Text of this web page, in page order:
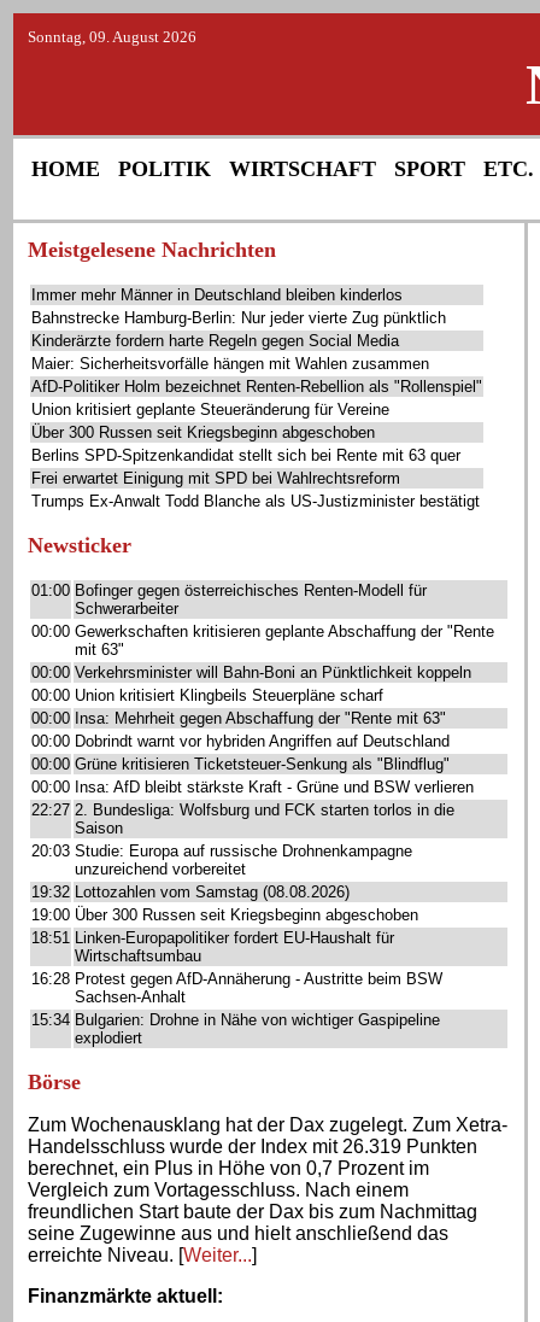
Sonntag, 09. August 2026
HOME POLITIK WIRTSCHAFT SPORT ETC.
Meistgelesene Nachrichten
Immer mehr Männer in Deutschland bleiben kinderlos
Bahnstrecke Hamburg-Berlin: Nur jeder vierte Zug pünktlich
Kinderärzte fordern harte Regeln gegen Social Media
Maier: Sicherheitsvorfälle hängen mit Wahlen zusammen
AfD-Politiker Holm bezeichnet Renten-Rebellion als "Rollenspiel"
Union kritisiert geplante Steueränderung für Vereine
Über 300 Russen seit Kriegsbeginn abgeschoben
Berlins SPD-Spitzenkandidat stellt sich bei Rente mit 63 quer
Frei erwartet Einigung mit SPD bei Wahlrechtsreform
Trumps Ex-Anwalt Todd Blanche als US-Justizminister bestätigt
Newsticker
01:00 Bofinger gegen österreichisches Renten-Modell für
Schwerarbeiter
00:00 Gewerkschaften kritisieren geplante Abschaffung der "Rente
mit 63"
00:00 Verkehrsminister will Bahn-Boni an Pünktlichkeit koppeln
00:00 Union kritisiert Klingbeils Steuerpläne scharf
00:00 Insa: Mehrheit gegen Abschaffung der "Rente mit 63"
00:00 Dobrindt warnt vor hybriden Angriffen auf Deutschland
00:00 Grüne kritisieren Ticketsteuer-Senkung als "Blindflug"
00:00 Insa: AfD bleibt stärkste Kraft - Grüne und BSW verlieren
22:27 2. Bundesliga: Wolfsburg und FCK starten torlos in die
Saison
20:03 Studie: Europa auf russische Drohnenkampagne
unzureichend vorbereitet
19:32 Lottozahlen vom Samstag (08.08.2026)
19:00 Über 300 Russen seit Kriegsbeginn abgeschoben
18:51 Linken-Europapolitiker fordert EU-Haushalt für
Wirtschaftsumbau
16:28 Protest gegen AfD-Annäherung - Austritte beim BSW
Sachsen-Anhalt
15:34 Bulgarien: Drohne in Nähe von wichtiger Gaspipeline
explodiert
Börse
Zum Wochenausklang hat der Dax zugelegt. Zum Xetra-
Handelsschluss wurde der Index mit 26.319 Punkten
berechnet, ein Plus in Höhe von 0,7 Prozent im
Vergleich zum Vortagesschluss. Nach einem
freundlichen Start baute der Dax bis zum Nachmittag
seine Zugewinne aus und hielt anschließend das
erreichte Niveau. [Weiter...]
Finanzmärkte aktuell :